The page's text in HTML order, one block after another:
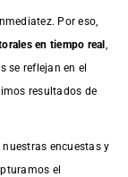
Por eso,
en tiempo real
se reflejan en el
resultados de
encuestasy
el